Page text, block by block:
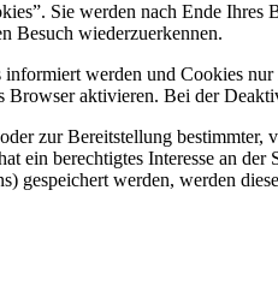
Sie werden nach Ende
Besuch wiederzuerkennen.
werden und Cookies
aktivieren. Bei der
zur Bereitstellung
berechtigtes Interesse an
werden, werden